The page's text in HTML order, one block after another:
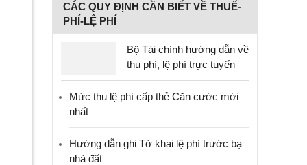
CÁC QUY ĐỊNH CẦN BIẾT VỀ THUẾ-
PHÍ-LỆ PHÍ
Bộ Tài chính hướng dẫn về
thu phí, lệ phí trực tuyến
Mức thu lệ phí cấp thẻ Căn cước mới
nhất
Hướng dẫn ghi Tờ khai lệ phí trước bạ
nhà đất